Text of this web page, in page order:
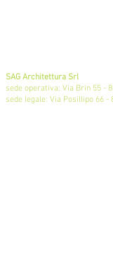
SAG Architettura Srl
sede operativa: Via Brin 55 -
sede legale: Via Posillipo 66 -